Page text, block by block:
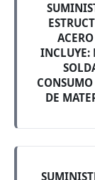
INCLUYE:
DE